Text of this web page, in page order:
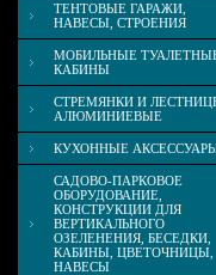
ТЕНТОВЫЕ ГАРАЖИ,
НАВЕСЫ, СТРОЕНИЯ
МОБИЛЬНЫЕ
КАБИНЫ
СТРЕМЯНКИ И
АЛЮМИНИЕВЫЕ
КУХОННЫЕ
САДОВО-ПАРКОВОЕ
ОБОРУДОВАНИЕ,
КОНСТРУКЦИИ ДЛЯ
ВЕРТИКАЛЬНОГО
ОЗЕЛЕНЕНИЯ, БЕСЕДКИ,
КАБИНЫ, ЦВЕТОЧНИЦЫ,
НАВЕСЫ